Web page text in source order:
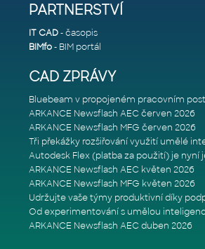
PARTNERSTVÍ
IT CAD- časopis
BIMfo- BIM portál
CAD ZPRÁVY
ARKANCE Newsflash AEC červen 2026
ARKANCE Newsflash MFG červen 2026
ARKANCE Newsflash AEC květen 2026
ARKANCE Newsflash MFG květen 2026
ARKANCE Newsflash AEC duben 2026